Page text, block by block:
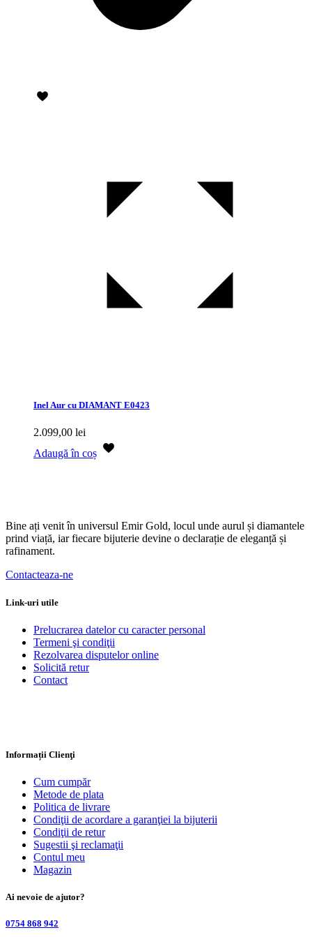
Inel Aur cu DIAMANT E0423
2.099,00 lei
Adaugă în coș
Bine ați venit în universul Emir Gold, locul unde aurul și diamantele
prind viață, iar fiecare bijuterie devine o declarație de eleganță și
rafinament.
Contacteaza-ne
Link-uri utile
Prelucrarea datelor cu caracter personal
Termeni şi condiţii
Rezolvarea disputelor online
Solicită retur
Contact
Informații Clienţi
Cum cumpăr
Metode de plata
Politica de livrare
Condiţii de acordare a garanţiei la bijuterii
Condiţii de retur
Sugestii şi reclamaţii
Contul meu
Magazin
Ai nevoie de ajutor?
0754 868 942